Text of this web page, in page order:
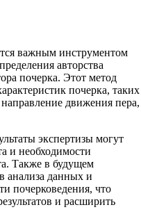
важным инструментом
авторства
почерка. Этот метод
почерка, таких
движения пера,
экспертизы могут
и необходимости
Также в будущем
анализа данных и
почерковедения, что
и расширить